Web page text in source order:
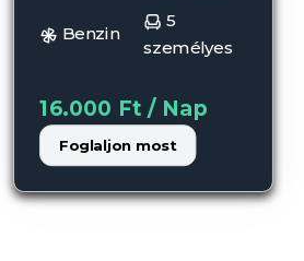
Benzin
5
személyes
16.000 Ft / Nap
Foglaljon most